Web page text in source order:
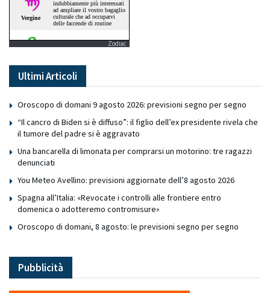
Zodiac
Ultimi Articoli
Oroscopo di domani 9 agosto 2026: previsioni segno per segno
“Il cancro di Biden si è diffuso”: il figlio dell’ex presidente rivela che
il tumore del padre si è aggravato
Una bancarella di limonata per comprarsi un motorino: tre ragazzi
denunciati
You Meteo Avellino: previsioni aggiornate dell’8 agosto 2026
Spagna all’Italia: «Revocate i controlli alle frontiere entro
domenica o adotteremo contromisure»
Oroscopo di domani, 8 agosto: le previsioni segno per segno
Pubblicità